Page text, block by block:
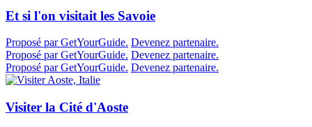
Et si l'on visitait les Savoie
Proposé par GetYourGuide. Devenez partenaire.
Proposé par GetYourGuide. Devenez partenaire.
Proposé par GetYourGuide. Devenez partenaire.
Visiter la Cité d'Aoste